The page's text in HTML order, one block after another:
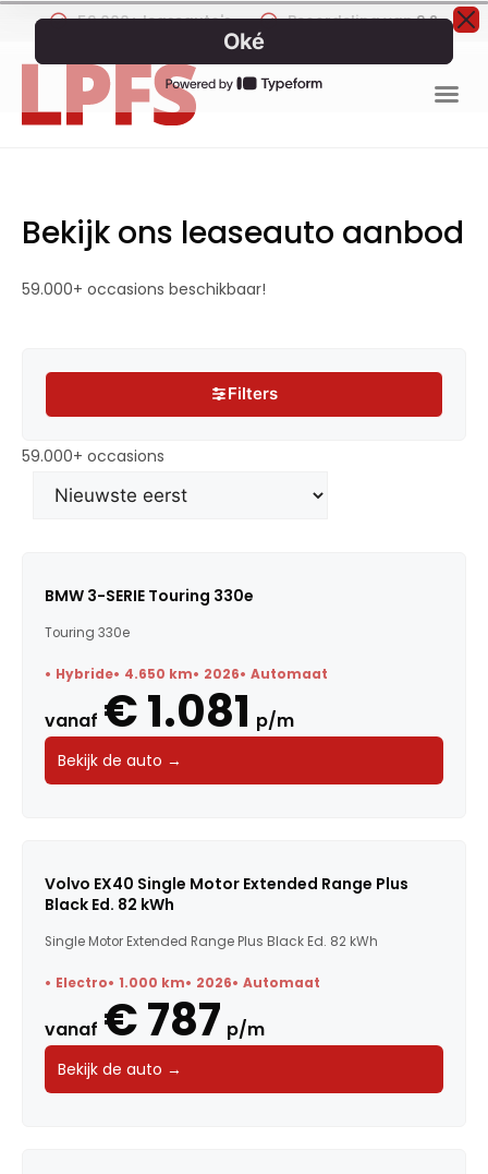
59.000+ leaseauto's Beoordeling van9.2
Bekijk ons leaseauto aanbod
59.000+ occasions beschikbaar!
Filters
59.000+ occasions
Merk
Trefwoorden
Maandbedrag
Kilometerstand
Vermogen
Carrosserie
Transmissie
59.000+ occasions
BMW 3-SERIE Touring 330e
Touring 330e
Hybride 4.650 km 2026 Automaat
vanaf € 1.081 p/m
Bekijk de auto →
Volvo EX40 Single Motor Extended Range Plus
Black Ed. 82 kWh
Single Motor Extended Range Plus Black Ed. 82 kWh
Electro 1.000 km 2026 Automaat
vanaf € 787 p/m
Bekijk de auto →